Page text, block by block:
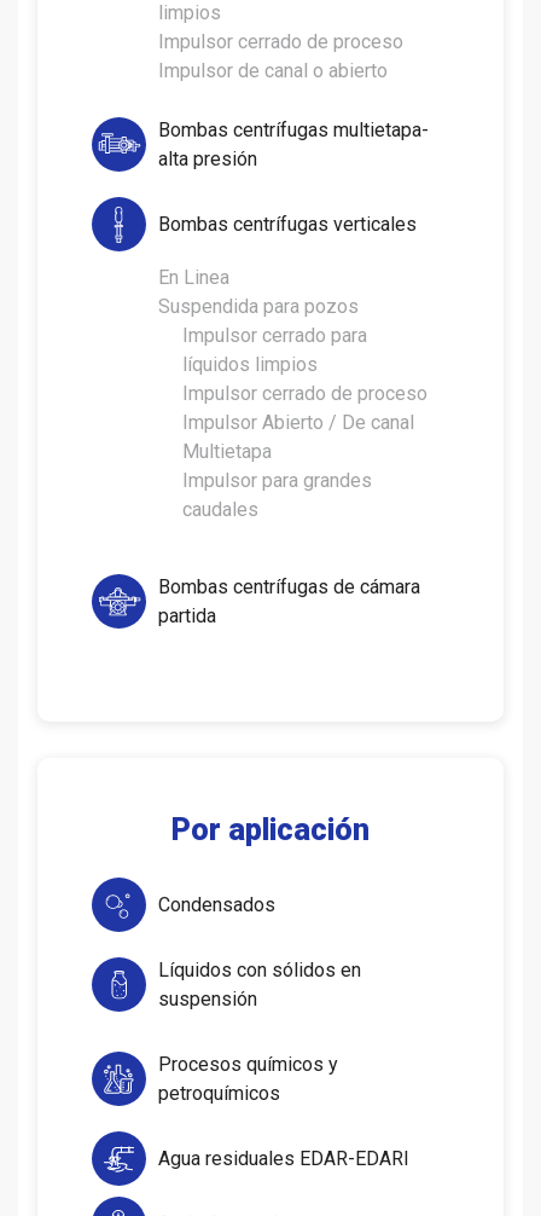
limpios
Impulsor cerrado de proceso
Impulsor de canal o abierto
Bombas centrífugas multietapa-
alta presión
Bombas centrífugas verticales
En Linea
Suspendida para pozos
Impulsor cerrado para
líquidos limpios
Impulsor cerrado de proceso
Impulsor Abierto / De canal
Multietapa
Impulsor para grandes
caudales
Bombas centrífugas de cámara
partida
Por aplicación
Condensados
Líquidos con sólidos en
suspensión
Procesos químicos y
petroquímicos
Agua residuales EDAR-EDARI